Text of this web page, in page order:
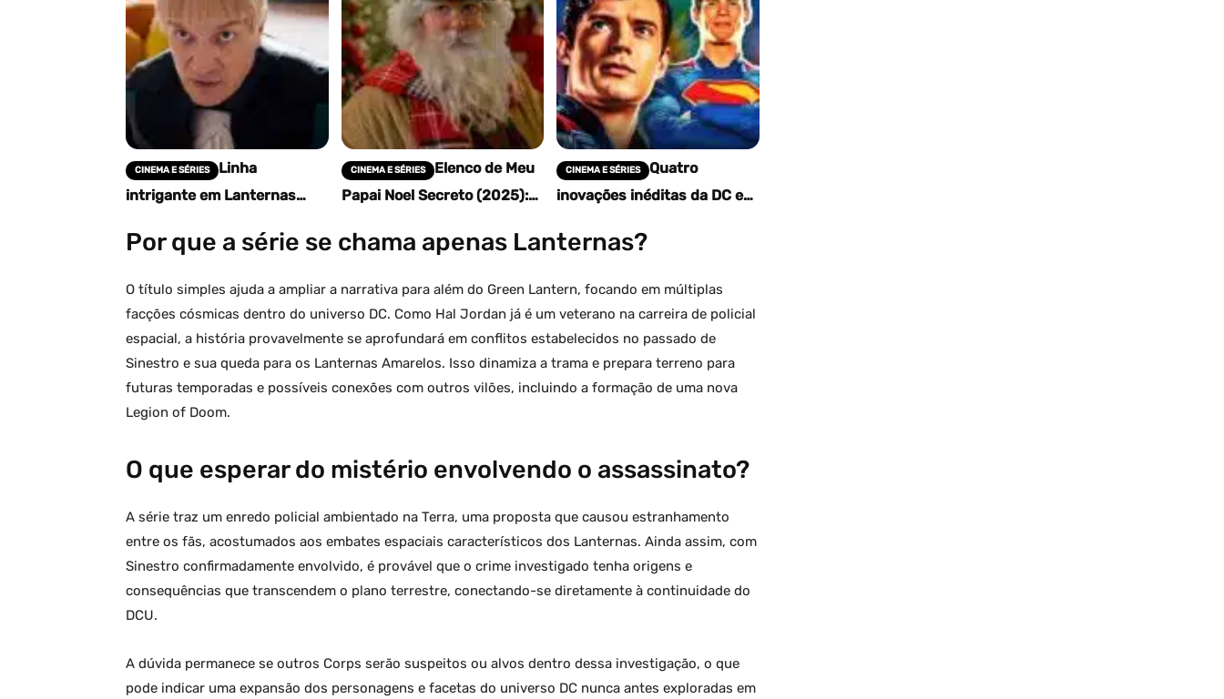
CINEMA E SÉRIES
Linha
intrigante em Lanternas
herói humano no universo
DC
CINEMA E SÉRIES
Elenco de Meu
Papai Noel Secreto (2025):
curiosidades
CINEMA E SÉRIES
Quatro
inovações inéditas da DC em
Tomorrow
Por que a série se chama apenas Lanternas?
O título simples ajuda a ampliar a narrativa para além do Green Lantern, focando em múltiplas
facções cósmicas dentro do universo DC. Como Hal Jordan já é um veterano na carreira de policial
espacial, a história provavelmente se aprofundará em conflitos estabelecidos no passado de
Sinestro e sua queda para os Lanternas Amarelos. Isso dinamiza a trama e prepara terreno para
futuras temporadas e possíveis conexões com outros vilões, incluindo a formação de uma nova
Legion of Doom.
O que esperar do mistério envolvendo o assassinato?
A série traz um enredo policial ambientado na Terra, uma proposta que causou estranhamento
entre os fãs, acostumados aos embates espaciais característicos dos Lanternas. Ainda assim, com
Sinestro confirmadamente envolvido, é provável que o crime investigado tenha origens e
consequências que transcendem o plano terrestre, conectando-se diretamente à continuidade do
DCU.
A dúvida permanece se outros Corps serão suspeitos ou alvos dentro dessa investigação, o que
pode indicar uma expansão dos personagens e facetas do universo DC nunca antes exploradas em